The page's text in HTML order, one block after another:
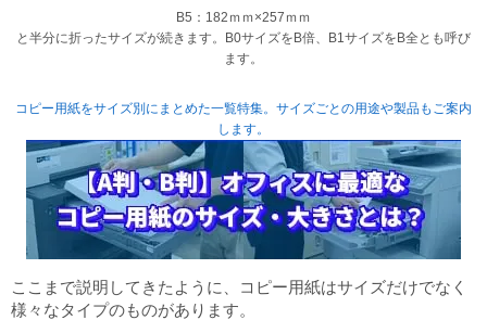
B5：182ｍｍ×257ｍｍ
と半分に折ったサイズが続きます。B0サイズをB倍、B1サイズをB全とも呼び
ます。
コピー用紙をサイズ別にまとめた一覧特集。サイズごとの用途や製品もご案内
します。
ここまで説明してきたように、コピー用紙はサイズだけでなく
様々なタイプのものがあります。